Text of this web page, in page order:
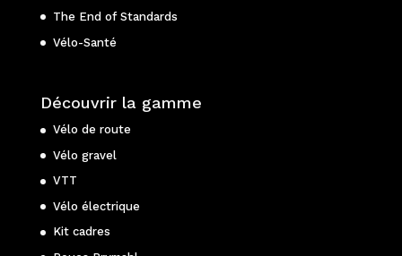
The End of Standards
Vélo-Santé
Découvrir la gamme
Vélo de route
Vélo gravel
VTT
Vélo électrique
Kit cadres